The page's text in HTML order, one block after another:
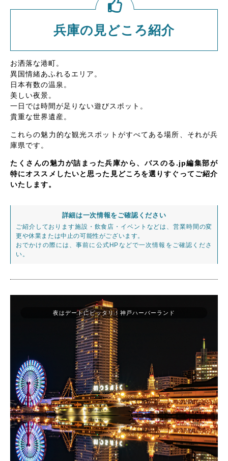
兵庫の見どころ紹介
お洒落な港町。
異国情緒あふれるエリア。
日本有数の温泉。
美しい夜景。
一日では時間が足りない遊びスポット。
貴重な世界遺産。
これらの魅力的な観光スポットがすべてある場所、それが兵
庫県です。
たくさんの魅力が詰まった兵庫から、バスのる.jp編集部が
特にオススメしたいと思った見どころを選りすぐってご紹介
いたします。
詳細は一次情報をご確認ください
ご紹介しております施設・飲食店・イベントなどは、営業時間の変
更や休業または中止の可能性がございます。
おでかけの際には、事前に公式HPなどで一次情報をご確認くださ
い。
夜はデートにピッタリ！神戸ハーバーランド